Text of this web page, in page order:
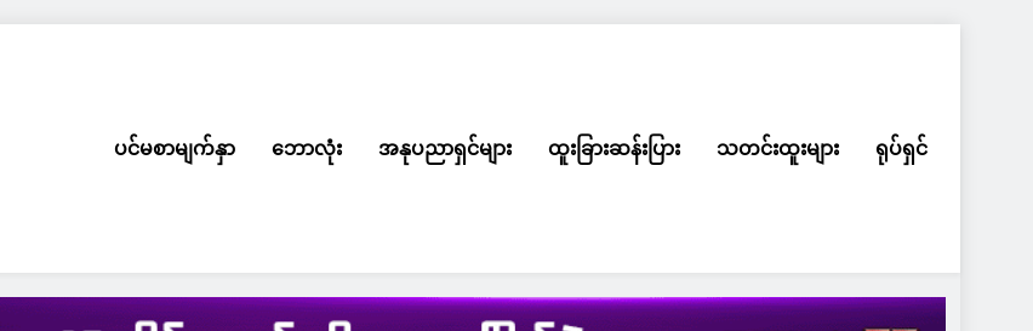
ပင်မစာမျက်နှာ ဘောလုံး အနုပညာရှင်များ ထူးခြားဆန်းပြား သတင်းထူးများ ရုပ်ရှင်